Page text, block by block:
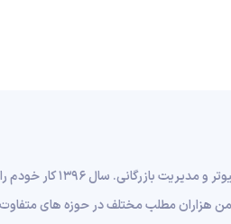
من مرتضی قانع هستم، متولد 1373 در اراک، دانش
من هزاران مطلب مختلف در حوزه های